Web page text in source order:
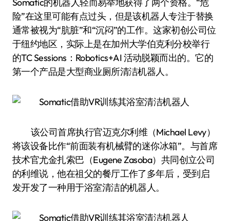
险”在这里可能有点过头，但是该机器人专注于替换
通常被视为“肮脏”和“沉闷”的工作。这家初创公司位
于纽约地区，实际上是在加州大学伯克利分校举行
的TC Sessions：Robotics+AI 活动脱颖而出的。它的
第一个产品是大型商业厕所清洁机器人。
该公司首席执行官迈克尔利维（Michael Levy）
将该设备比作“前面装有机械臂的迷你冰箱”。与首席
技术官尤金扎索巴（Eugene Zasoba）共同创立公司
的利维说，他在祖父的餐厅工作了多年后，受到启
发开发了一种用于浴室清洁的机器人。